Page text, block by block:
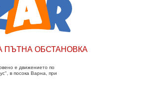
ПЪТНА ОБСТАНОВКА
е движението по
в посока Варна, при